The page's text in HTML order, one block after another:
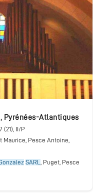
, Pyrénées-Atlantiques
(21), II/P
Maurice, Pesce Antoine,
SARL , Puget, Pesce